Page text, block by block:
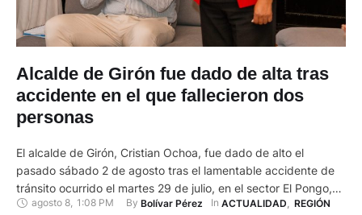
Alcalde de Girón fue dado de alta tras
accidente en el que fallecieron dos
personas
El alcalde de Girón, Cristian Ochoa, fue dado de alto el
pasado sábado 2 de agosto tras el lamentable accidente de
tránsito ocurrido el martes 29 de julio, en el sector El Pongo,
de la vía Cuenca-Girón-Pasaje. El hecho dejó dos personas
agosto 8, 1:08 PM By Bolívar Pérez In ACTUALIDAD REGIÓN